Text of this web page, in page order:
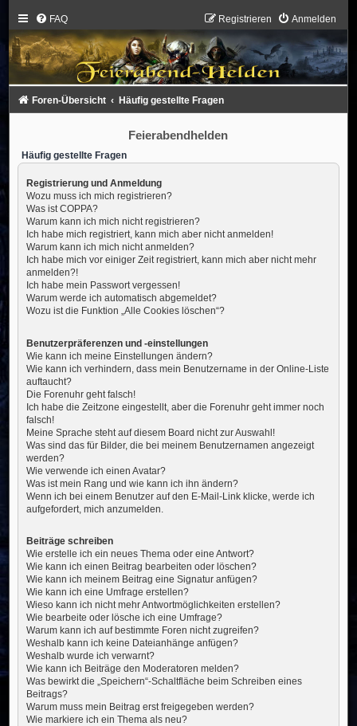
FAQ Anmelden
Registrieren
Foren-Übersicht Häufig gestellte Fragen
Feierabendhelden
Häufig gestellte Fragen
Registrierung und Anmeldung
Wozu muss ich mich registrieren?
Was ist COPPA?
Warum kann ich mich nicht registrieren?
Ich habe mich registriert, kann mich aber nicht anmelden!
Warum kann ich mich nicht anmelden?
Ich habe mich vor einiger Zeit registriert, kann mich aber nicht mehr
anmelden?!
Ich habe mein Passwort vergessen!
Warum werde ich automatisch abgemeldet?
Wozu ist die Funktion „Alle Cookies löschen“?
Benutzerpräferenzen und -einstellungen
Wie kann ich meine Einstellungen ändern?
Wie kann ich verhindern, dass mein Benutzername in der Online-Liste
auftaucht?
Die Forenuhr geht falsch!
Ich habe die Zeitzone eingestellt, aber die Forenuhr geht immer noch
falsch!
Meine Sprache steht auf diesem Board nicht zur Auswahl!
Was sind das für Bilder, die bei meinem Benutzernamen angezeigt
werden?
Wie verwende ich einen Avatar?
Was ist mein Rang und wie kann ich ihn ändern?
Wenn ich bei einem Benutzer auf den E-Mail-Link klicke, werde ich
aufgefordert, mich anzumelden.
Beiträge schreiben
Wie erstelle ich ein neues Thema oder eine Antwort?
Wie kann ich einen Beitrag bearbeiten oder löschen?
Wie kann ich meinem Beitrag eine Signatur anfügen?
Wie kann ich eine Umfrage erstellen?
Wieso kann ich nicht mehr Antwortmöglichkeiten erstellen?
Wie bearbeite oder lösche ich eine Umfrage?
Warum kann ich auf bestimmte Foren nicht zugreifen?
Weshalb kann ich keine Dateianhänge anfügen?
Weshalb wurde ich verwarnt?
Wie kann ich Beiträge den Moderatoren melden?
Was bewirkt die „Speichern“-Schaltfläche beim Schreiben eines
Beitrags?
Warum muss mein Beitrag erst freigegeben werden?
Wie markiere ich ein Thema als neu?